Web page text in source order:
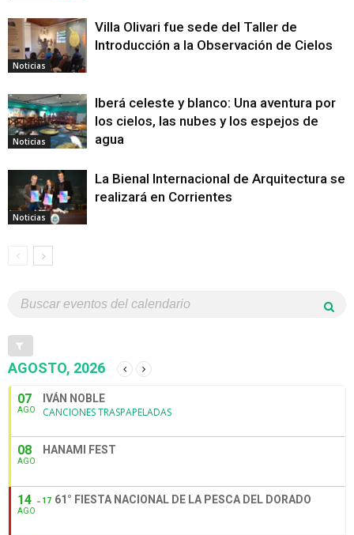
Noticias
Villa Olivari fue sede del Taller de
Introducción a la Observación de Cielos
Noticias
Iberá celeste y blanco: Una aventura por
los cielos, las nubes y los espejos de
agua
Noticias
La Bienal Internacional de Arquitectura se
realizará en Corrientes
AGOSTO, 2026
07
AGO
IVÁN NOBLE
CANCIONES TRASPAPELADAS
08
AGO
HANAMI FEST
14
AGO
17 61° FIESTA NACIONAL DE LA PESCA DEL DORADO